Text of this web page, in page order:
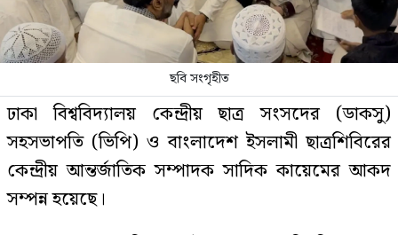
ছবি সংগৃহীত
ঢাকা বিশ্ববিদ্যালয় কেন্দ্রীয় ছাত্র সংসদের (ডাকসু)
সহসভাপতি (ভিপি) ও বাংলাদেশ ইসলামী ছাত্রশিবিরের
কেন্দ্রীয় আন্তর্জাতিক সম্পাদক সাদিক কায়েমের আকদ
সম্পন্ন হয়েছে।